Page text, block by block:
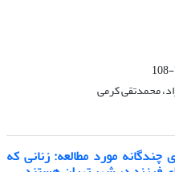
محمدتقی کرمی
مورد مطالعه: زنانی که